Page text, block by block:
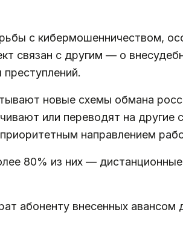
с кибермошенничеством,
связан с другим — о
новые схемы обмана
или переводят на другие
направлением
80% из них —
абоненту внесенных авансом